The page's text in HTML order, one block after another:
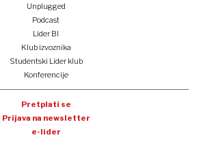
Unplugged
Podcast
Lider BI
Klub izvoznika
Studentski Lider klub
Konferencije
Pretplati se
Prijava na newsletter
e-lider